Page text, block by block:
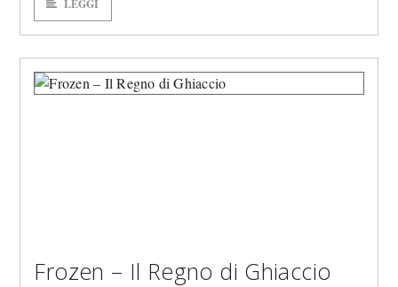
LEGGI
Frozen – Il Regno di Ghiaccio